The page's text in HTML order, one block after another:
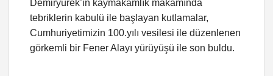
Demiryürek’in kaymakamlık makamında
tebriklerin kabulü ile başlayan kutlamalar,
Cumhuriyetimizin 100.yılı vesilesi ile düzenlenen
görkemli bir Fener Alayı yürüyüşü ile son buldu.